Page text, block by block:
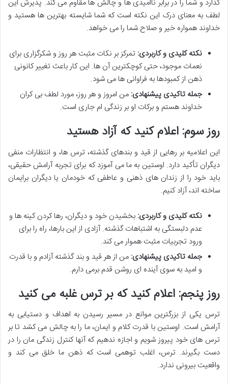
گذارد و شما را در برابر ناامیدی ها و چالش ها مقاوم می کند. پذیرش این
لطف به معنای درک این نکته است که شما شایسته بهترین ها هستید و
خداوند همواره خیر و صلاح شما را می خواهد.
نکته کلیدی و کاربردی: تمرکز بر نکات مثبت هر روز و شکرگزاری برای
نعمات موجود، حتی کوچکترین آن ها. این کار باعث تغییر کانونی
ذهن از کمبودها به فراوانی ها می شود.
جمله تاکیدی پیشنهادی: من امروز و هر روز، مورد لطف بی کران
خداوند هستم و برکات او بر زندگی ام جاری است.
روز سوم: اعلام کنید که آزاد هستید
این اعلامیه بر رهایی از قید و بندهای گذشته، ترس ها، و انتظارات منفی
دیگران تأکید دارد. اوستین به ما می آموزد که برای تجربه آرامش حقیقی،
باید خود را از زندان های ذهنی و عاطفی که خودمان یا دیگران برایمان
ساخته اند، آزاد کنیم.
نکته کلیدی و کاربردی: بخشیدن خود و دیگران، رها کردن کینه ها و
عدم دلبستگی به اشتباهات گذشته. آزادی از این بارها، راه را برای
ورود تجربیات مثبت هموار می کند.
جمله تاکیدی پیشنهادی: من از هر قید و بند گذشته آزادم و با قدرت
و امید به سوی آینده ای روشن قدم برمی دارم.
روز پنجم: اعلام کنید که بر ترس غلبه می کنید
ترس یکی از بزرگترین موانع در مسیر رسیدن به اهداف و دستیابی به
آرامش است. اوستین با قدرت کلام و ایمان، ما را به چالش می کشد تا بر
ترس های خود پیروز شویم و اجازه ندهیم که آنها کنترل زندگی مان را در
دست بگیرند. ترس، اغلب توهمی است که ذهن ما خلق می کند و
واقعیت بیرونی ندارد.